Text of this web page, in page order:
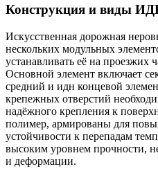
Конструкция и виды
Искусственная дорожная
нескольких модульных
устанавливать её на проезжих
Основной элемент включает
средний и идн концевой
крепежных отверстий
надёжного крепления к
полимер, армированы для
устойчивости к перепадам
высоким уровнем прочности,
и деформации.